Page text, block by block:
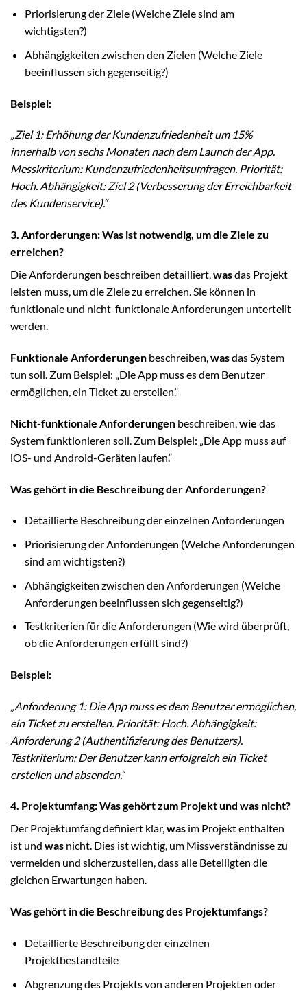
Priorisierung der Ziele (Welche Ziele sind am
wichtigsten?)
Abhängigkeiten zwischen den Zielen (Welche Ziele
beeinflussen sich gegenseitig?)
Beispiel:
„Ziel 1: Erhöhung der Kundenzufriedenheit um 15%
innerhalb von sechs Monaten nach dem Launch der App.
Messkriterium: Kundenzufriedenheitsumfragen. Priorität:
Hoch. Abhängigkeit: Ziel 2 (Verbesserung der Erreichbarkeit
des Kundenservice).“
3. Anforderungen: Was ist notwendig, um die Ziele zu
erreichen?
Die Anforderungen beschreiben detailliert,wasdas Projekt
leisten muss, um die Ziele zu erreichen. Sie können in
funktionale und nicht-funktionale Anforderungen unterteilt
werden.
Funktionale Anforderungen beschreiben,wasdas System
tun soll. Zum Beispiel: „Die App muss es dem Benutzer
ermöglichen, ein Ticket zu erstellen.“
Nicht-funktionale Anforderungen beschreiben, wie das
System funktionieren soll. Zum Beispiel: „Die App muss auf
iOS- und Android-Geräten laufen.“
Was gehört in die Beschreibung der Anforderungen?
Detaillierte Beschreibung der einzelnen Anforderungen
Priorisierung der Anforderungen (Welche Anforderungen
sind am wichtigsten?)
Abhängigkeiten zwischen den Anforderungen (Welche
Anforderungen beeinflussen sich gegenseitig?)
Testkriterien für die Anforderungen (Wie wird überprüft,
ob die Anforderungen erfüllt sind?)
Beispiel:
„Anforderung 1: Die App muss es dem Benutzer ermöglichen,
ein Ticket zu erstellen. Priorität: Hoch. Abhängigkeit:
Anforderung 2 (Authentifizierung des Benutzers).
Testkriterium: Der Benutzer kann erfolgreich ein Ticket
erstellen und absenden.“
4. Projektumfang: Was gehört zum Projekt und was nicht?
Der Projektumfang definiert klar,was im Projekt enthalten
ist und was nicht. Dies ist wichtig, um Missverständnisse zu
vermeiden und sicherzustellen, dass alle Beteiligten die
gleichen Erwartungen haben.
Was gehört in die Beschreibung des Projektumfangs?
Detaillierte Beschreibung der einzelnen
Projektbestandteile
Abgrenzung des Projekts von anderen Projekten oder